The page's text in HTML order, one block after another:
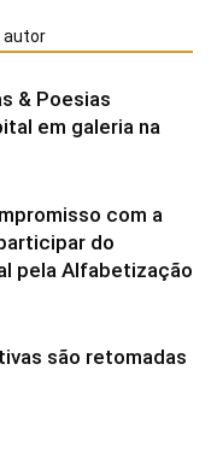
autor
& Poesias
em galeria na
com a
do
pela Alfabetização
são retomadas